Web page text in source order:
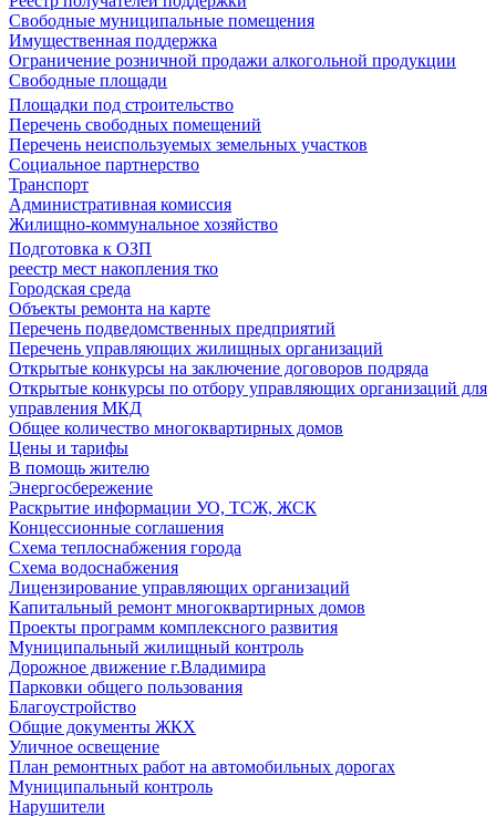
Свободные муниципальные помещения
Имущественная поддержка
Ограничение розничной продажи алкогольной продукции
Свободные площади
Площадки под строительство
Перечень свободных помещений
Перечень неиспользуемых земельных участков
Социальное партнерство
Транспорт
Административная комиссия
Жилищно-коммунальное хозяйство
Подготовка к ОЗП
реестр мест накопления тко
Городская среда
Объекты ремонта на карте
Перечень подведомственных предприятий
Перечень управляющих жилищных организаций
Открытые конкурсы на заключение договоров подряда
Открытые конкурсы по отбору управляющих организаций для
управления МКД
Общее количество многоквартирных домов
Цены и тарифы
В помощь жителю
Энергосбережение
Раскрытие информации УО, ТСЖ, ЖСК
Концессионные соглашения
Схема теплоснабжения города
Схема водоснабжения
Лицензирование управляющих организаций
Капитальный ремонт многоквартирных домов
Проекты программ комплексного развития
Муниципальный жилищный контроль
Дорожное движение г.Владимира
Парковки общего пользования
Благоустройство
Общие документы ЖКХ
Уличное освещение
План ремонтных работ на автомобильных дорогах
Муниципальный контроль
Нарушители